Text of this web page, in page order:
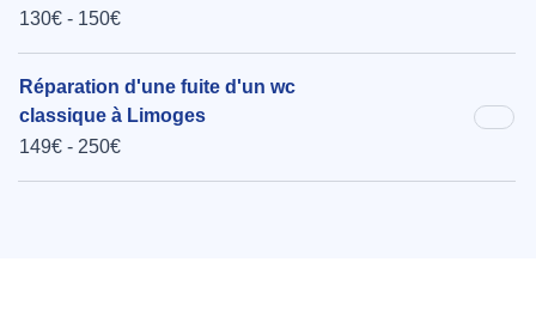
130€ - 150€
Réparation d'une fuite d'un wc
classique à Limoges
149€ - 250€